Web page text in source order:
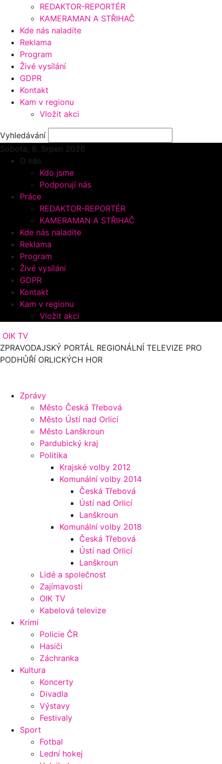
REDAKTOR-REPORTÉR
KAMERAMAN A STŘIHAČ
Kde nás naladíte
Reklama
Program
Živé vysílání
GDPR
Kontakt
Kam v regionu
Vložit akci
Vyhledávání
Sobota, 8. Srpen 2026
O nás
Kdo jsme
Podporují nás
Práce
REDAKTOR-REPORTÉR
KAMERAMAN A STŘIHAČ
Kde nás naladíte
Reklama
Program
Živé vysílání
GDPR
Kontakt
Kam v regionu
Vložit akci
OIK TV
ZPRAVODAJSKÝ PORTÁL REGIONÁLNÍ TELEVIZE PRO
PODHŮŘÍ ORLICKÝCH HOR
Zprávy
Město Česká Třebová
Město Ústí nad Orlicí
Město Lanškroun
Pardubický kraj
Politika
Krajské volby 2012
Komunální volby 2014
Česká Třebová
Ústí nad Orlicí
Lanškroun
Komunální volby 2018
Česká Třebová
Ústí nad Orlicí
Lanškroun
Lidé a společnost
Zajímavosti
OIK TV
Kabelová televize
Krimi
Policie ČR
Hasiči
Záchranka
Kultura
Koncerty
Divadla
Výstavy
Festivaly
Sport
Fotbal
Lední hokej